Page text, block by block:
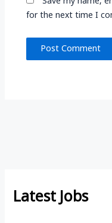
for the next time I
Latest Jobs